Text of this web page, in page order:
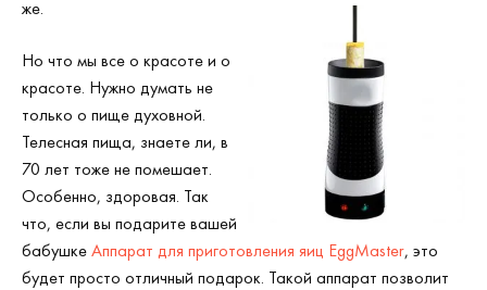
же.
Но что мы все о красоте и о
красоте. Нужно думать не
только о пище духовной.
Телесная пища, знаете ли, в
70 лет тоже не помешает.
Особенно, здоровая. Так
что, если вы подарите вашей
бабушкеАппарат для приготовления яиц EggMaster, это
будет просто отличный подарок. Такой аппарат позволит